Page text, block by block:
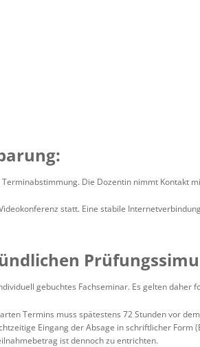
Die Dozentin nimmt Kontakt
statt. Eine stabile
gebuchtes Fachseminar. Es gelten daher
Termins muss spätestens 72 Stunden vor
Eingang der Absage in schriftlicher Form
ist dennoch zu entrichten.